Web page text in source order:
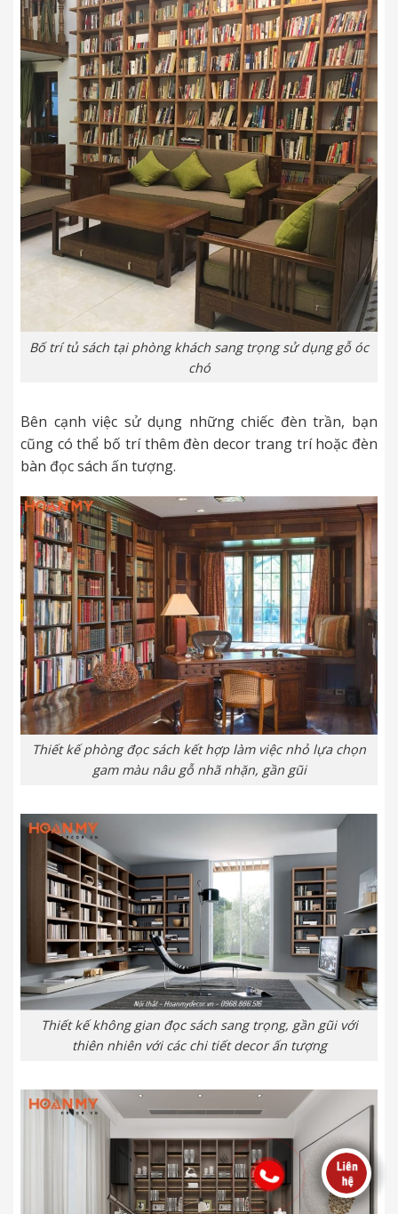
Bố trí tủ sách tại phòng khách sang trọng sử dụng gỗ óc
chó
Bên cạnh việc sử dụng những chiếc đèn trần, bạn
cũng có thể bố trí thêm đèn decor trang trí hoặc đèn
bàn đọc sách ấn tượng.
Thiết kế phòng đọc sách kết hợp làm việc nhỏ lựa chọn
gam màu nâu gỗ nhã nhặn, gần gũi
Thiết kế không gian đọc sách sang trọng, gần gũi với
thiên nhiên với các chi tiết decor ấn tượng